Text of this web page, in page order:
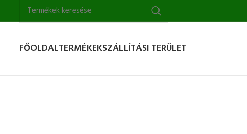
FŐOLDALTERMÉKEKSZÁLLÍTÁSI TERÜLET